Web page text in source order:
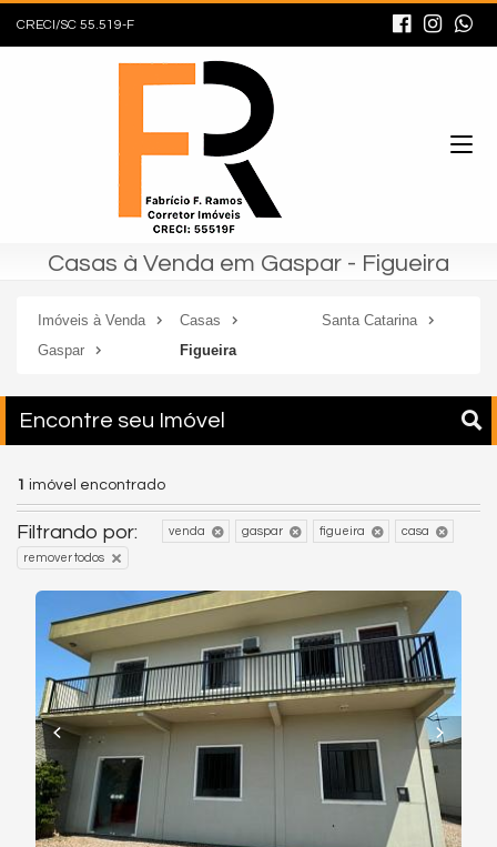
CRECI/SC 55.519-F
Casas à Venda em Gaspar - Figueira
Imóveis à Venda Casas
Santa Catarina
Gaspar
Figueira
Encontre seu Imóvel
1 imóvel encontrado
Filtrando por: venda gaspar figueira casa
remover todos